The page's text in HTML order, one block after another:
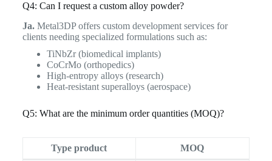
Q4: Can I request a custom alloy powder?
Ja.Metal3DP offers custom development services for
clients needing specialized formulations such as:
TiNbZr (biomedical implants)
CoCrMo (orthopedics)
High-entropy alloys (research)
Heat-resistant superalloys (aerospace)
Q5: What are the minimum order quantities (MOQ)?
Type product MOQ